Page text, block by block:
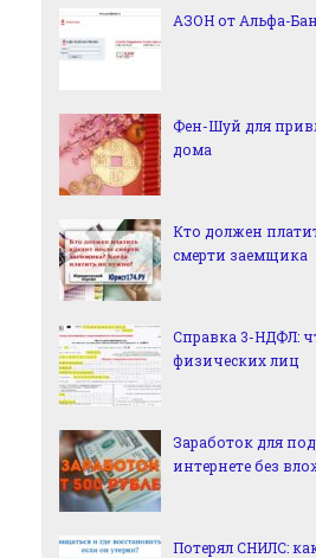
АЗОН от Альфа-
Фен-Шуй для
дома
Кто должен
смерти заемщика
Справка 3-НДФЛ:
физических лиц
Заработок для
интернете без
Потерял СНИЛС: